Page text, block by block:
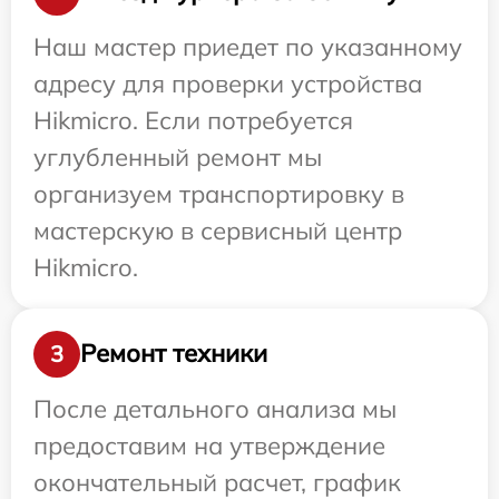
Наш мастер приедет по указанному
адресу для проверки устройства
Hikmicro. Если потребуется
углубленный ремонт мы
организуем транспортировку в
мастерскую в сервисный центр
Hikmicro.
3
Ремонт техники
После детального анализа мы
предоставим на утверждение
окончательный расчет, график